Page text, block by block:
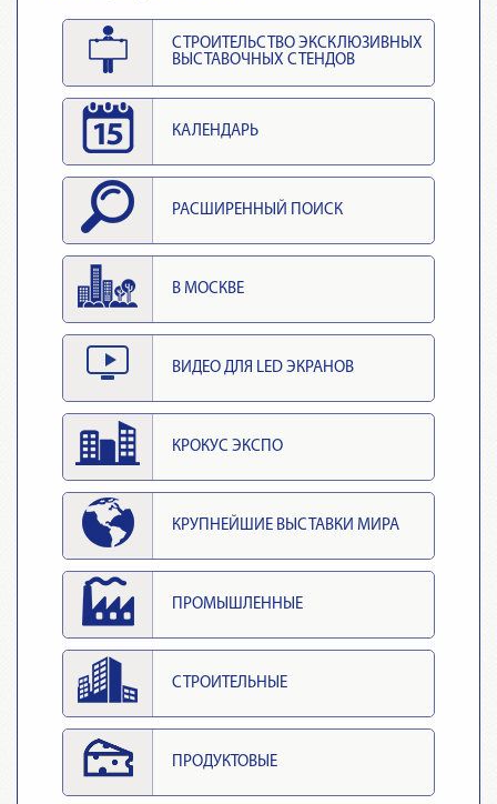
СТРОИТЕЛЬСТВО ЭКСКЛЮЗИВНЫХ
ВЫСТАВОЧНЫХ СТЕНДОВ
КАЛЕНДАРЬ
РАСШИРЕННЫЙ ПОИСК
В МОСКВЕ
ВИДЕО ДЛЯ LED ЭКРАНОВ
КРОКУС ЭКСПО
КРУПНЕЙШИЕ ВЫСТАВКИ МИРА
ПРОМЫШЛЕННЫЕ
СТРОИТЕЛЬНЫЕ
ПРОДУКТОВЫЕ